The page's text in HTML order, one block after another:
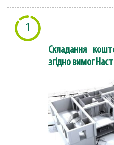
1
Складання
згідно вимог